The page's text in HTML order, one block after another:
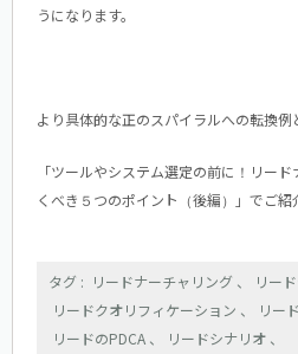
うになります。
より具体的な正のスパイラルへの転換例
「ツールやシステム選定の前に！リー
くべき５つのポイント（後編）」 でご紹
リードナーチャリング 、 リー
リードクオリフィケーション 、 リー
リードのPDCA 、 リードシナリオ 、